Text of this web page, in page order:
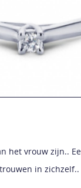
het vrouw zijn..
in zichzelf..